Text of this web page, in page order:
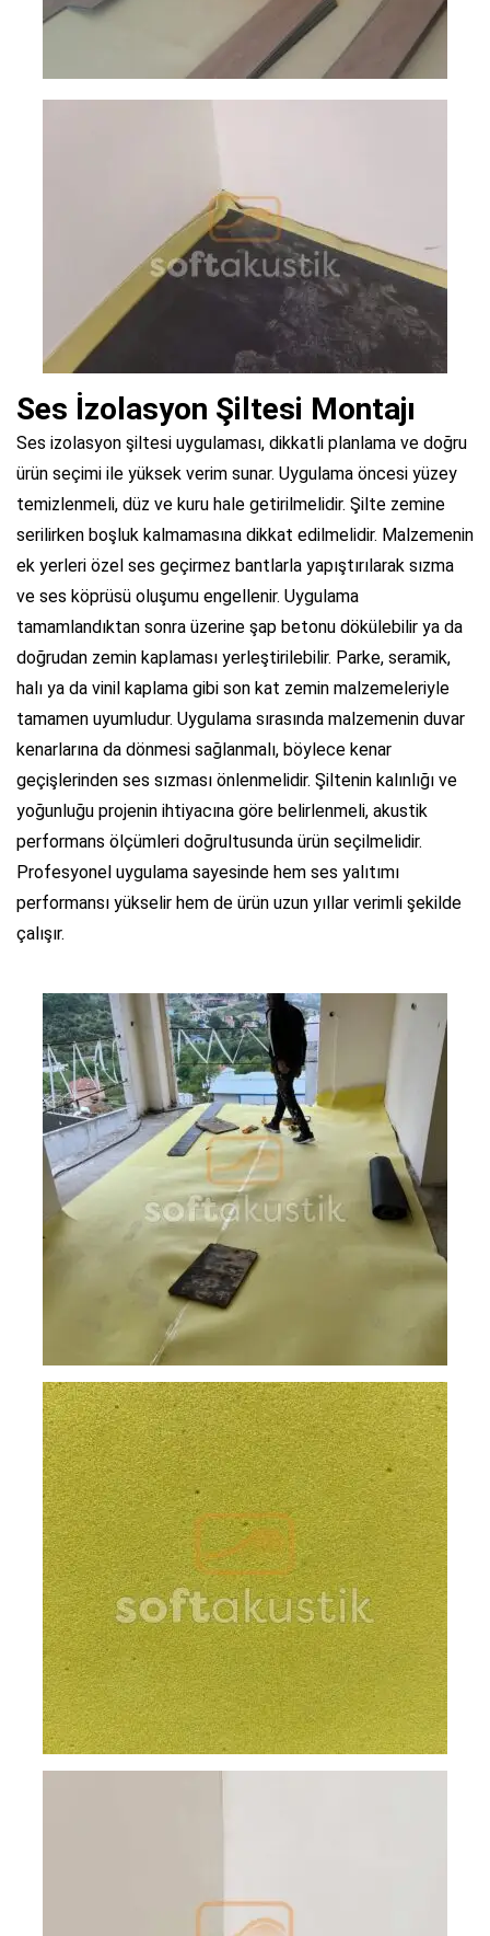
Ses İzolasyon Şiltesi Montajı
Ses izolasyon şiltesi uygulaması, dikkatli planlama ve doğru
ürün seçimi ile yüksek verim sunar. Uygulama öncesi yüzey
temizlenmeli, düz ve kuru hale getirilmelidir. Şilte zemine
serilirken boşluk kalmamasına dikkat edilmelidir. Malzemenin
ek yerleri özel ses geçirmez bantlarla yapıştırılarak sızma
ve ses köprüsü oluşumu engellenir. Uygulama
tamamlandıktan sonra üzerine şap betonu dökülebilir ya da
doğrudan zemin kaplaması yerleştirilebilir. Parke, seramik,
halı ya da vinil kaplama gibi son kat zemin malzemeleriyle
tamamen uyumludur. Uygulama sırasında malzemenin duvar
kenarlarına da dönmesi sağlanmalı, böylece kenar
geçişlerinden ses sızması önlenmelidir. Şiltenin kalınlığı ve
yoğunluğu projenin ihtiyacına göre belirlenmeli, akustik
performans ölçümleri doğrultusunda ürün seçilmelidir.
Profesyonel uygulama sayesinde hem ses yalıtımı
performansı yükselir hem de ürün uzun yıllar verimli şekilde
çalışır.